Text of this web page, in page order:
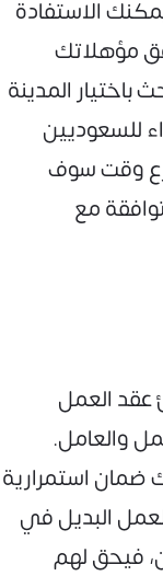
الاستفادة
مؤهلاتك
باختيار المدينة
للسعوديين
وقت سوف
مع
عقد العمل
والعامل.
ضمان استمرارية
البديل في
فيحق لهم